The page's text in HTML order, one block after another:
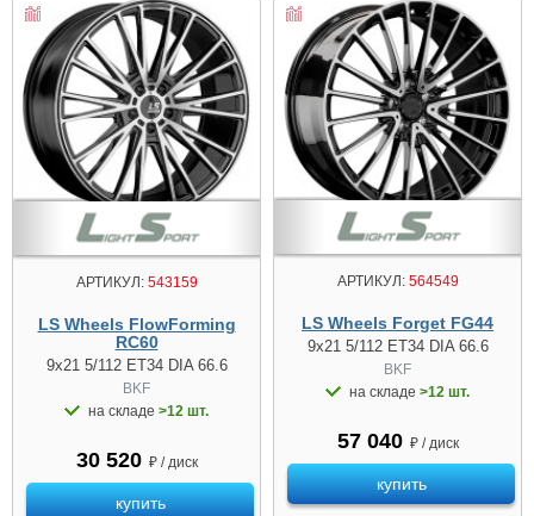
АРТИКУЛ:543159
LS Wheels FlowForming
RC60
9x21 5/112 ET34 DIA 66.6
BKF
на складе >12 шт.
30 520 ₽ / диск
купить
АРТИКУЛ:564549
LS Wheels Forget FG44
9x21 5/112 ET34 DIA 66.6
BKF
на складе >12 шт.
57 040 ₽ / диск
купить